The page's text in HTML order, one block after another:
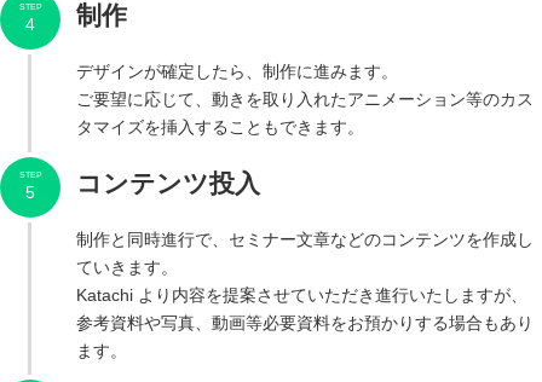
制作
デザインが確定したら、制作に進みます。
ご要望に応じて、動きを取り入れたアニメーション等のカス
タマイズを挿入することもできます。
STEP
4
コンテンツ投入
制作と同時進行で、セミナー文章などのコンテンツを作成し
ていきます。
Katachi より内容を提案させていただき進行いたしますが、
参考資料や写真、動画等必要資料をお預かりする場合もあり
ます。
STEP
5